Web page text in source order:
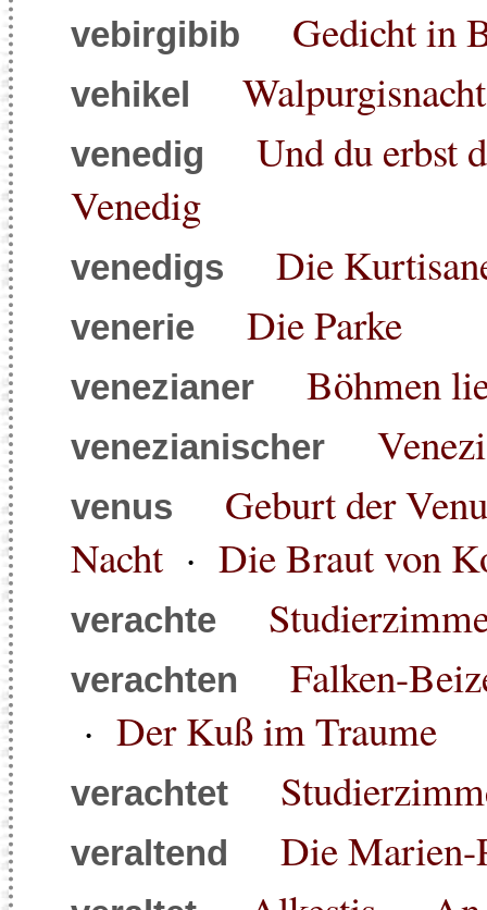
vebirgibib Gedicht in
vehikel
venedig
Und du erbst
Venedig
venedigs Die
venerie Die Parke
venezianer Böhmen
venezianischer
venus
Geburt der
Nacht · Die Braut von
verachte
verachten
Falken-
· Der Kuß im Traume
verachtet
veraltend Die Marien-